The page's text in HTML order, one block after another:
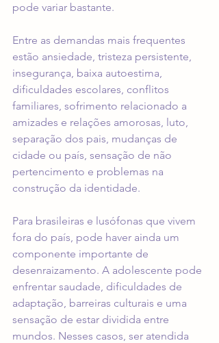
pode variar bastante.
Entre as demandas mais frequentes
estão ansiedade, tristeza persistente,
insegurança, baixa autoestima,
dificuldades escolares, conflitos
familiares, sofrimento relacionado a
amizades e relações amorosas, luto,
separação dos pais, mudanças de
cidade ou país, sensação de não
pertencimento e problemas na
construção da identidade.
Para brasileiras e lusófonas que vivem
fora do país, pode haver ainda um
componente importante de
desenraizamento. A adolescente pode
enfrentar saudade, dificuldades de
adaptação, barreiras culturais e uma
sensação de estar dividida entre
mundos. Nesses casos, ser atendida